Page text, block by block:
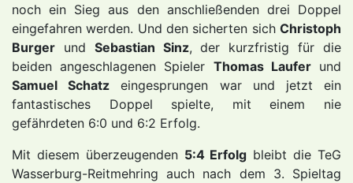
noch ein Sieg aus den anschließenden drei Doppel
eingefahren werden. Und den sicherten sich Christoph
Burger und Sebastian Sinz, der kurzfristig für die
beiden angeschlagenen Spieler Thomas Lauferund
Samuel Schatz eingesprungen war und jetzt ein
fantastisches Doppel spielte, mit einem nie
gefährdeten 6:0 und 6:2 Erfolg.
Mit diesem überzeugenden 5:4 Erfolg bleibt die TeG
Wasserburg-Reitmehring auch nach dem 3. Spieltag